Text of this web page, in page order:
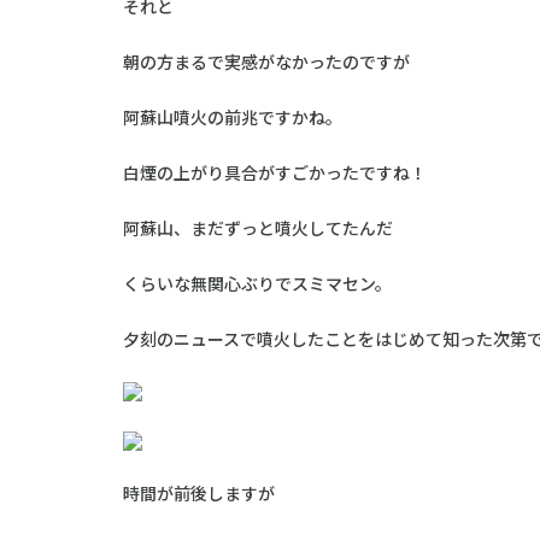
それと
朝の方まるで実感がなかったのですが
阿蘇山噴火の前兆ですかね。
白煙の上がり具合がすごかったですね！
阿蘇山、まだずっと噴火してたんだ
くらいな無関心ぶりでスミマセン。
夕刻のニュースで噴火したことをはじめて知った次第
時間が前後しますが